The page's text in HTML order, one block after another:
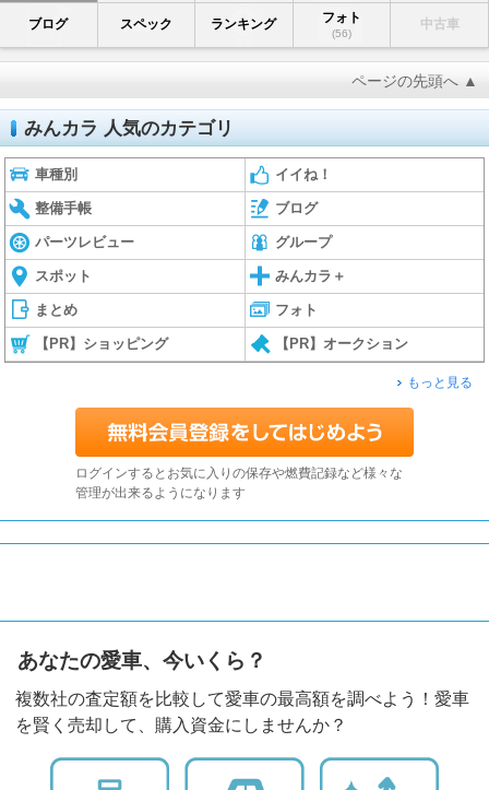
ブログ スペック ランキング フォト
(56)
中古車
ページの先頭へ ▲
みんカラ 人気のカテゴリ
車種別 イイね！
整備手帳 ブログ
パーツレビュー グループ
スポット みんカラ＋
まとめ フォト
【PR】ショッピング 【PR】オークション
もっと見る
ログインするとお気に入りの保存や燃費記録など様々な
管理が出来るようになります
あなたの愛車、今いくら？
複数社の査定額を比較して愛車の最高額を調べよう！愛車
を賢く売却して、購入資金にしませんか？